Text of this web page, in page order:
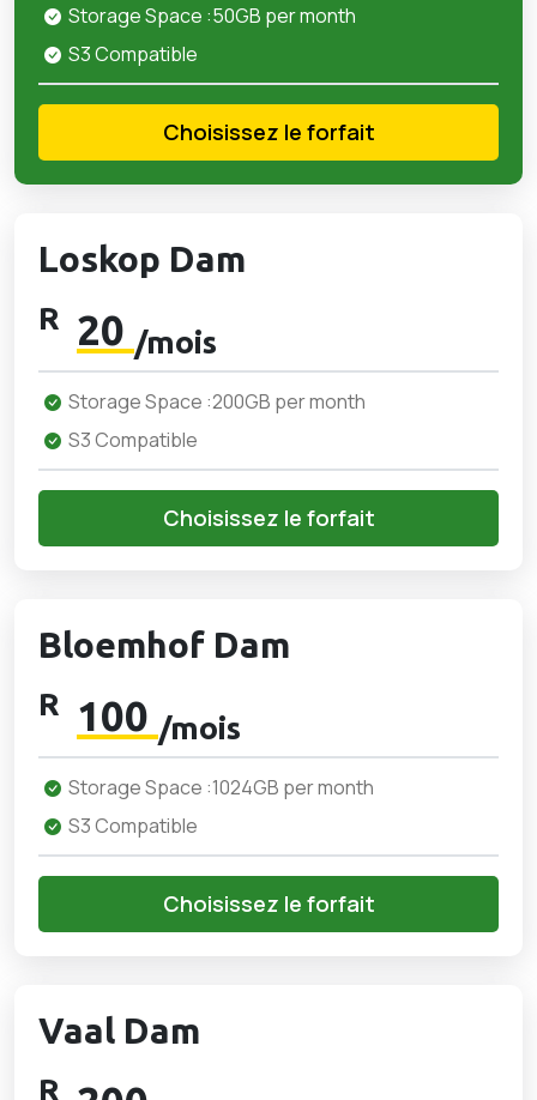
Storage Space :50GB per month
S3 Compatible
Choisissez le forfait
Loskop Dam
R 20 /mois
Storage Space :200GB per month
S3 Compatible
Choisissez le forfait
Bloemhof Dam
R 100 /mois
Storage Space :1024GB per month
S3 Compatible
Choisissez le forfait
Vaal Dam
R